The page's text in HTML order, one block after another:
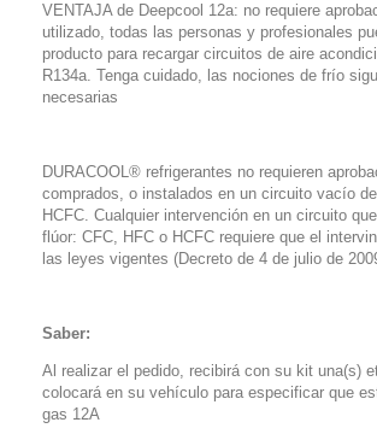
VENTAJA de Deepcool 12a: no requiere
utilizado, todas las personas y profesionales
producto para recargar circuitos de aire
R134a. Tenga cuidado, las nociones de frío
necesarias
DURACOOL® refrigerantes no requieren
comprados, o instalados en un circuito vacío
HCFC. Cualquier intervención en un circuito
flúor: CFC, HFC o HCFC requiere que el
las leyes vigentes (Decreto de 4 de julio de
Saber:
Al realizar el pedido, recibirá con su kit una(s)
colocará en su vehículo para especificar que
gas 12A